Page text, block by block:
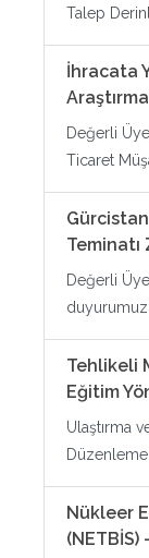
Talep
İhracata
Değerli
Ticaret
Gürcistan
Değerli
Tehlikeli
Eğitim
Ulaştırma
Nükleer
(NETBİS)